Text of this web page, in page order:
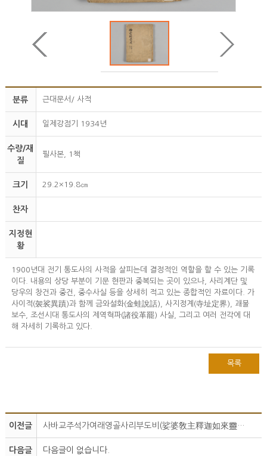
분류 근대문서/ 사적
시대 일제강점기 1934년
수량/재
질
필사본, 1책
크기 29.2×19.8㎝
찬자
지정현
황
1900년대 전기 통도사의 사적을 살피는데 결정적인 역할을 할 수 있는 기록
이다. 내용의 상당 부분이 기문 현판과 중복되는 곳이 있으나, 사리계단 및
당우의 창건과 중건, 중수사실 등을 상세히 적고 있는 종합적인 자료이다. 가
사이적(袈裟異蹟)과 함께 금와설화(金蛙說話), 사지정계(寺址定界), 괘불
보수, 조선시대 통도사의 제역혁파(諸役革罷) 사실, 그리고 여러 전각에 대
해 자세히 기록하고 있다.
목록
이전글 사바교주석가여래영골사리부도비(娑婆敎主釋迦如來靈骨舍利浮圖碑)
다음글 다음글이 없습니다.